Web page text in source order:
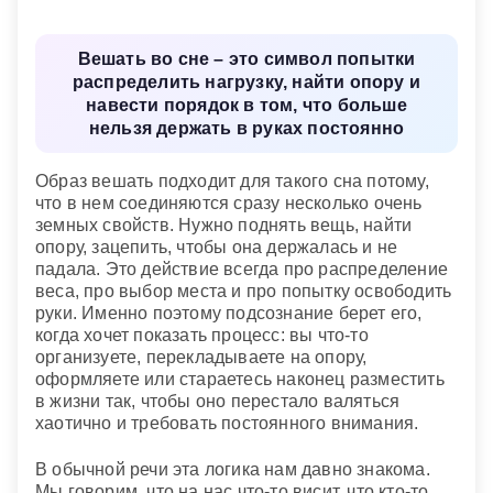
Вешать во сне – это символ попытки
распределить нагрузку, найти опору и
навести порядок в том, что больше
нельзя держать в руках постоянно
Образ вешать подходит для такого сна потому,
что в нем соединяются сразу несколько очень
земных свойств. Нужно поднять вещь, найти
опору, зацепить, чтобы она держалась и не
падала. Это действие всегда про распределение
веса, про выбор места и про попытку освободить
руки. Именно поэтому подсознание берет его,
когда хочет показать процесс: вы что-то
организуете, перекладываете на опору,
оформляете или стараетесь наконец разместить
в жизни так, чтобы оно перестало валяться
хаотично и требовать постоянного внимания.
В обычной речи эта логика нам давно знакома.